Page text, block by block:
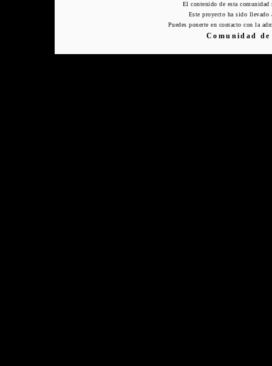
El contenido de esta
Este proyecto ha sido
Puedes ponerte en contacto con la
Comunidad